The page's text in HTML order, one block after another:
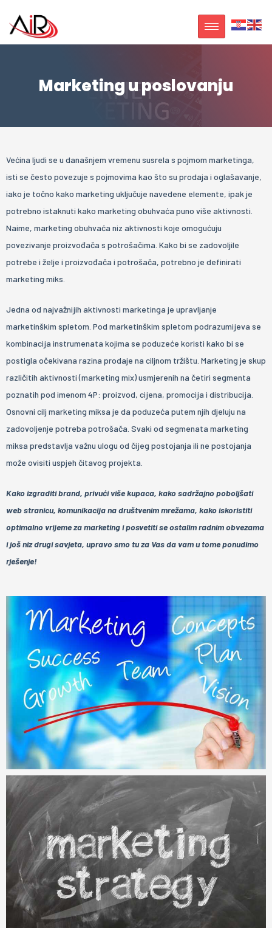
Marketing u poslovanju
Većina ljudi se u današnjem vremenu susrela s pojmom marketinga,
isti se često povezuje s pojmovima kao što su prodaja i oglašavanje,
iako je točno kako marketing uključuje navedene elemente, ipak je
potrebno istaknuti kako marketing obuhvaća puno više aktivnosti.
Naime, marketing obuhvaća niz aktivnosti koje omogućuju
povezivanje proizvođača s potrošačima. Kako bi se zadovoljile
potrebe i želje i proizvođača i potrošača, potrebno je definirati
marketing miks.
Jedna od najvažnijih aktivnosti marketinga je upravljanje
marketinškim spletom. Pod marketinškim spletom podrazumijeva se
kombinacija instrumenata kojima se poduzeće koristi kako bi se
postigla očekivana razina prodaje na ciljnom tržištu. Marketing je skup
različitih aktivnosti (marketing mix) usmjerenih na četiri segmenta
poznatih pod imenom 4P: proizvod, cijena, promocija i distribucija.
Osnovni cilj marketing miksa je da poduzeća putem njih djeluju na
zadovoljenje potreba potrošača. Svaki od segmenata marketing
miksa predstavlja važnu ulogu od čijeg postojanja ili ne postojanja
može ovisiti uspjeh čitavog projekta.
Kako izgraditi brand, privući više kupaca, kako sadržajno poboljšati
web stranicu, komunikacija na društvenim mrežama, kako iskoristiti
optimalno vrijeme za marketing i posvetiti se ostalim radnim obvezama
i još niz drugi savjeta, upravo smo tu za Vas da vam u tome ponudimo
rješenje!